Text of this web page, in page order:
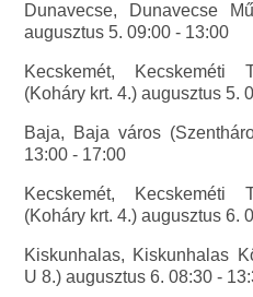
Dunavecse, Dunavecse
augusztus 5. 09:00 - 13:00
Kecskemét, Kecskeméti
(Koháry krt. 4.) augusztus 5.
Baja, Baja város
13:00 - 17:00
Kecskemét, Kecskeméti
(Koháry krt. 4.) augusztus 6.
Kiskunhalas, Kiskunhalas
U 8.) augusztus 6. 08:30 -